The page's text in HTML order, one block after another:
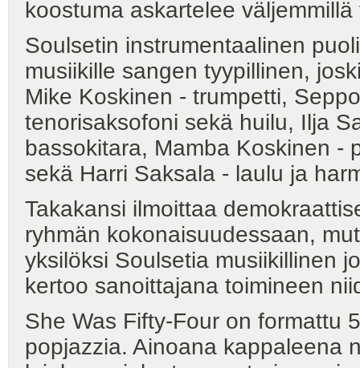
koostuma askartelee
Soulsetin instrumentaalinen
musiikille sangen tyypillinen,
Mike Koskinen - trumpetti,
tenorisaksofoni sekä huilu, Ilja
bassokitara, Mamba Koskinen -
sekä Harri Saksala - laulu ja
Takakansi ilmoittaa
ryhmän kokonaisuudessaan,
yksilöksi Soulsetia musiikillinen
kertoo sanoittajana toimineen
She Was Fifty-Four on formattu
popjazzia. Ainoana kappaleena